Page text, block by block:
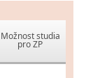
Možnost studia
pro ZP